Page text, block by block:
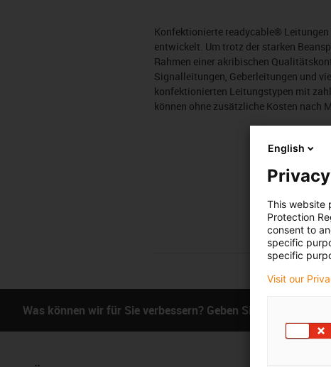
Konfektionierte readycable®
entwickelt. Um trotz der starken
Rahmen einer akribischen
Signalleitungen, Geberleitungen und
konfektionierten Leitungstypen mit
können ohne zusätzliche Kosten nach
Was können wir für Sie verbessern? Geben Sie uns Ihr
English
This website
Protection
consent to
specific
specific
Visit our